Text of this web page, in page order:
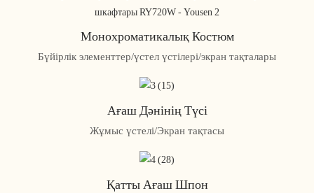
Монохроматикалық Костюм
Бүйірлік элементтер/үстел үстілері/экран тақталары
Ағаш Дәнінің Түсі
Жұмыс үстелі/Экран тақтасы
Қатты Ағаш Шпон